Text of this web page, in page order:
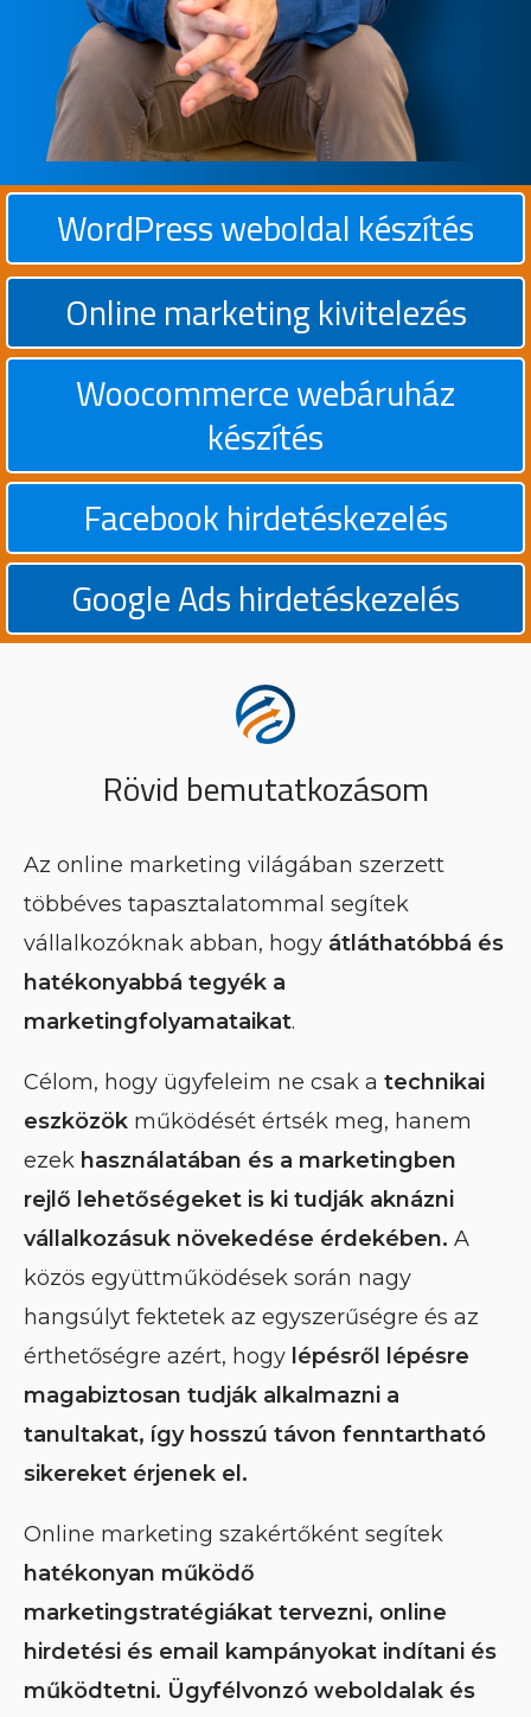
WordPress weboldal készítés
Online marketing kivitelezés
Woocommerce webáruház
készítés
Facebook hirdetéskezelés
Google Ads hirdetéskezelés
Rövid bemutatkozásom
Az online marketing világában szerzett
többéves tapasztalatommal segítek
vállalkozóknak abban, hogy átláthatóbbá és
hatékonyabbá tegyék a
marketingfolyamataikat.
Célom, hogy ügyfeleim ne csak a technikai
eszközök működését értsék meg, hanem
ezek használatában és a marketingben
rejlő lehetőségeket is ki tudják aknázni
vállalkozásuk növekedése érdekében. A
közös együttműködések során nagy
hangsúlyt fektetek az egyszerűségre és az
érthetőségre azért, hogy lépésről lépésre
magabiztosan tudják alkalmazni a
tanultakat, így hosszú távon fenntartható
sikereket érjenek el.
Online marketing szakértőként segítek
hatékonyan működő
marketingstratégiákat tervezni, online
hirdetési és email kampányokat indítani és
működtetni. Ügyfélvonzó weboldalak és